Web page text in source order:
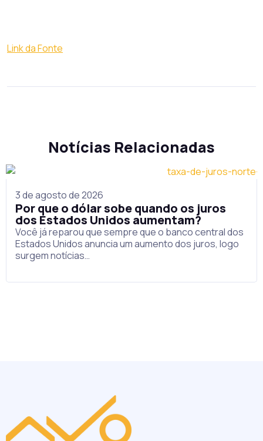
Link da Fonte
Notícias Relacionadas
3 de agosto de 2026
Por que o dólar sobe quando os juros
dos Estados Unidos aumentam?
Você já reparou que sempre que o banco central dos
Estados Unidos anuncia um aumento dos juros, logo
surgem notícias…